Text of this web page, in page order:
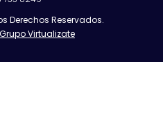
Derechos Reservados.
Grupo Virtualizate